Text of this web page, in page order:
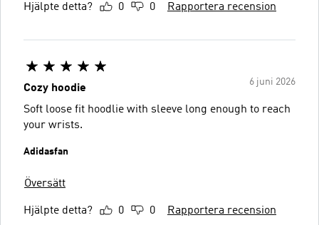
Hjälpte detta? 0 0 Rapportera recension
6 juni 2026
Cozy hoodie
Soft loose fit hoodlie with sleeve long enough to reach
your wrists.
Adidasfan
Översätt
Hjälpte detta? 0 0 Rapportera recension